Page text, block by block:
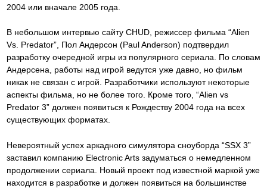
2004 или вначале 2005 года.
В небольшом интервью сайту CHUD, режиссер фильма “Alien
Vs. Predator”, Пол Андерсон (Paul Anderson) подтвердил
разработку очередной игры из популярного сериала. По словам
Андерсена, работы над игрой ведутся уже давно, но фильм
никак не связан с игрой. Разработчики используют некоторые
аспекты фильма, но не более того. Кроме того, “Alien vs
Predator 3” должен появиться к Рождеству 2004 года на всех
существующих форматах.
Невероятный успех аркадного симулятора сноуборда “SSX 3”
заставил компанию Electronic Arts задуматься о немедленном
продолжении сериала. Новый проект под известной маркой уже
находится в разработке и должен появиться на большинстве